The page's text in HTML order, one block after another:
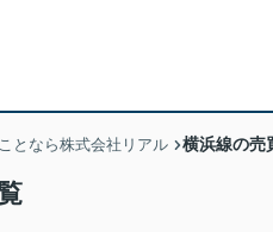
となら株式会社リアル 横浜線の売